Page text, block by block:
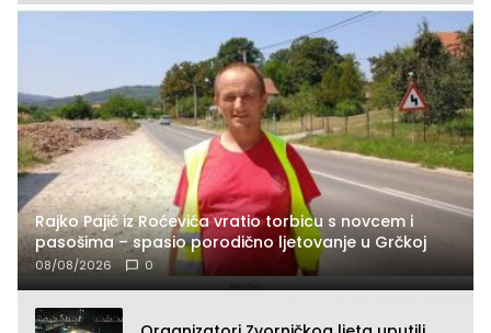
Rajko Pajić iz Roćevića vratio torbicu s novcem i
pasošima – spasio porodično ljetovanje u Grčkoj
08/08/2026 0